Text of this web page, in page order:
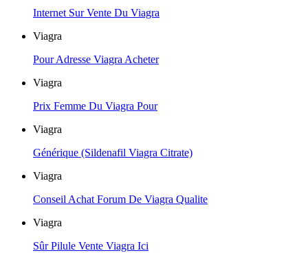
Internet Sur Vente Du Viagra
Viagra
Pour Adresse Viagra Acheter
Viagra
Prix Femme Du Viagra Pour
Viagra
Générique (Sildenafil Viagra Citrate)
Viagra
Conseil Achat Forum De Viagra Qualite
Viagra
Sûr Pilule Vente Viagra Ici